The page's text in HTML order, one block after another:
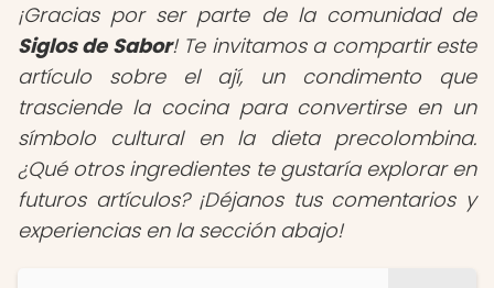
¡Gracias por ser parte de la comunidad de
Siglos de Sabor! Te invitamos a compartir este
artículo sobre el ají, un condimento que
trasciende la cocina para convertirse en un
símbolo cultural en la dieta precolombina.
¿Qué otros ingredientes te gustaría explorar en
futuros artículos? ¡Déjanos tus comentarios y
experiencias en la sección abajo!